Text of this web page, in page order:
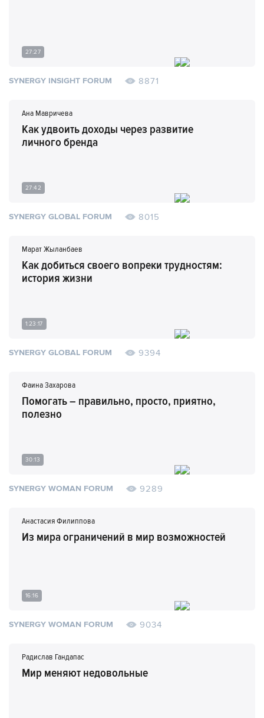
27:27
SYNERGY INSIGHT FORUM 8871
Ана Мавричева
Как удвоить доходы через развитие
личного бренда
27:42
SYNERGY GLOBAL FORUM 8015
Марат Жыланбаев
Как добиться своего вопреки трудностям:
история жизни
1:23:17
SYNERGY GLOBAL FORUM 9394
Фаина Захарова
Помогать – правильно, просто, приятно,
полезно
30:13
SYNERGY WOMAN FORUM 9289
Анастасия Филиппова
Из мира ограничений в мир возможностей
16:16
SYNERGY WOMAN FORUM 9034
Радислав Гандапас
Мир меняют недовольные